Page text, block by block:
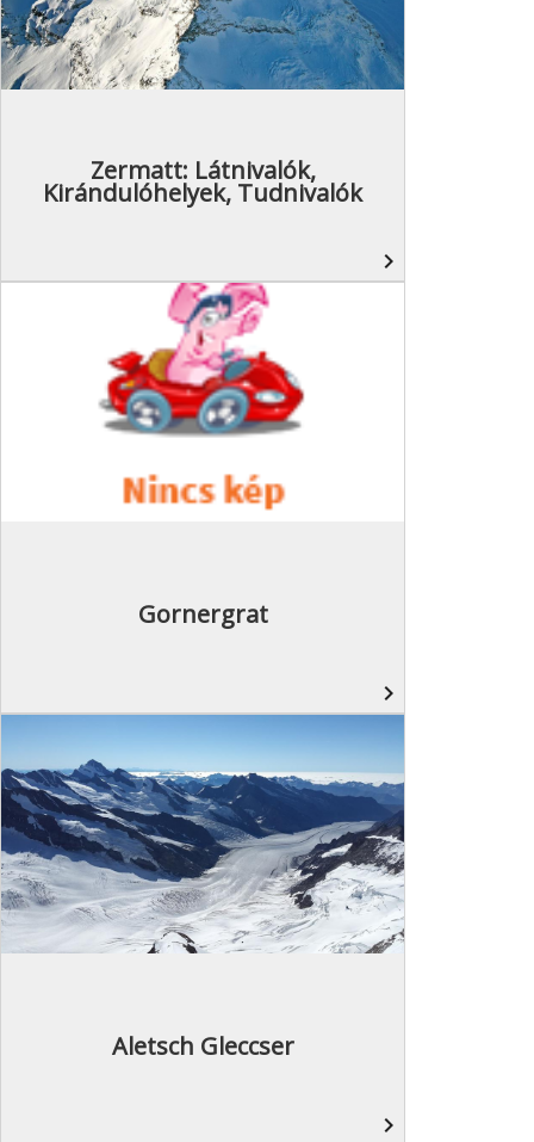
Zermatt: Látnivalók,
Kirándulóhelyek, Tudnivalók
navigate_next
Gornergrat
navigate_next
Aletsch Gleccser
navigate_next